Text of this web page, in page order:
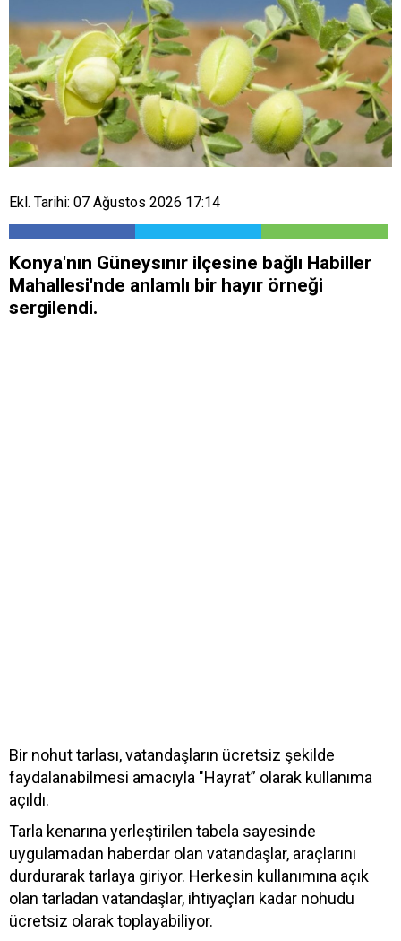
Ekl. Tarihi: 07 Ağustos 2026 17:14
Konya'nın Güneysınır ilçesine bağlı Habiller
Mahallesi'nde anlamlı bir hayır örneği
sergilendi.
Bir nohut tarlası, vatandaşların ücretsiz şekilde
faydalanabilmesi amacıyla "Hayrat” olarak kullanıma
açıldı.
Tarla kenarına yerleştirilen tabela sayesinde
uygulamadan haberdar olan vatandaşlar, araçlarını
durdurarak tarlaya giriyor. Herkesin kullanımına açık
olan tarladan vatandaşlar, ihtiyaçları kadar nohudu
ücretsiz olarak toplayabiliyor.